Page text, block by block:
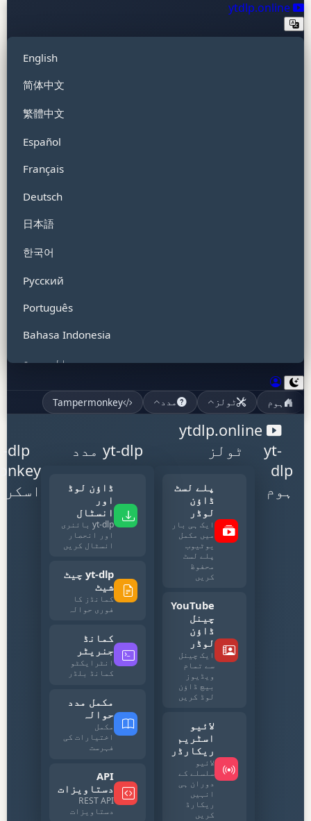
English
简体中文
繁體中文
Español
Français
Deutsch
日本語
한국어
Русский
Português
Bahasa Indonesia
العربية
Tiếng Việt
Bahasa Malaysia
Türkçe
ہوم ٹولز مدد Tampermonkey
yt-
dlp
ہوم
ٹولز
پلے لسٹ
ڈاؤن
لوڈر
ایک ہی بار
میں مکمل
یوٹیوب
پلے لسٹ
محفوظ
کریں
YouTube
چینل
ڈاؤن
لوڈر
ایک چینل
سے تمام
ویڈیوز
بیچ ڈاؤن
لوڈ کریں
لائیو
اسٹریم
ریکارڈر
لائیو
سلسلے کے
دوران ہی
انہیں
ریکارڈ
کریں
yt-dlp مدد
ڈاؤن لوڈ
اور
انسٹال
yt-dlp بائنری
اور انحصار
انسٹال کریں
yt-dlp چیٹ
شیٹ
کمانڈز کا
فوری حوالہ
کمانڈ
جنریٹر
انٹرایکٹو
کمانڈ بلڈر
مکمل مدد
حوالہ
مکمل
اختیارات کی
فہرست
API
دستاویزات
REST API
دستاویزات
dlp